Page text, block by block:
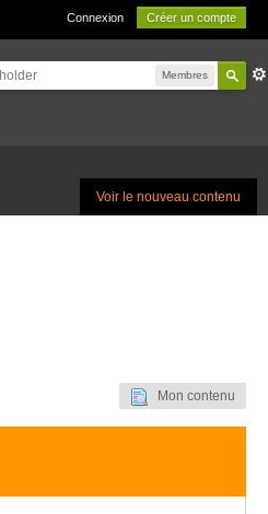
Connexion Créer un compte
Membres
Voir le nouveau contenu
Mon contenu